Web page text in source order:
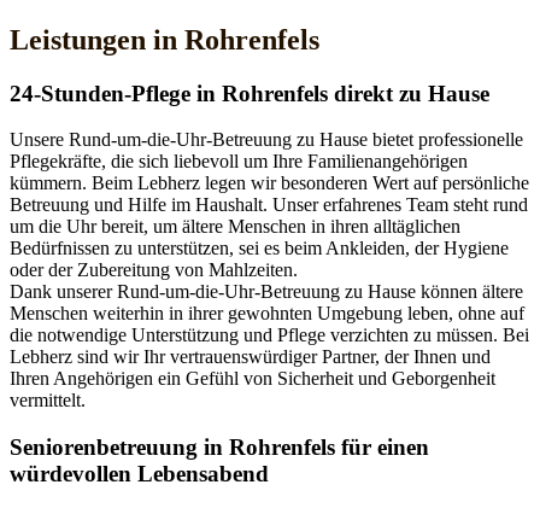
Leistungen in Rohrenfels
24-Stunden-Pflege in Rohrenfels direkt zu Hause
Unsere Rund-um-die-Uhr-Betreuung zu Hause bietet professionelle
Pflegekräfte, die sich liebevoll um Ihre Familienangehörigen
kümmern. Beim Lebherz legen wir besonderen Wert auf persönliche
Betreuung und Hilfe im Haushalt. Unser erfahrenes Team steht rund
um die Uhr bereit, um ältere Menschen in ihren alltäglichen
Bedürfnissen zu unterstützen, sei es beim Ankleiden, der Hygiene
oder der Zubereitung von Mahlzeiten.
Dank unserer Rund-um-die-Uhr-Betreuung zu Hause können ältere
Menschen weiterhin in ihrer gewohnten Umgebung leben, ohne auf
die notwendige Unterstützung und Pflege verzichten zu müssen. Bei
Lebherz sind wir Ihr vertrauenswürdiger Partner, der Ihnen und
Ihren Angehörigen ein Gefühl von Sicherheit und Geborgenheit
vermittelt.
Senioren­betreuung in Rohrenfels für einen
würdevollen Lebensabend